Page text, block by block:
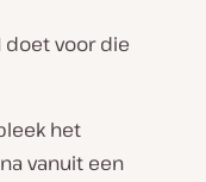
doet voor die
het
vanuit een